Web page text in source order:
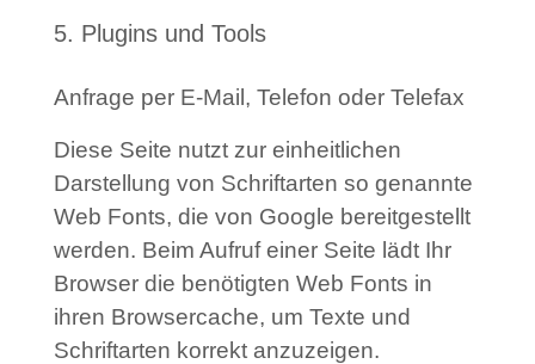
5. Plugins und Tools
Anfrage per E-Mail, Telefon oder Telefax
Diese Seite nutzt zur einheitlichen
Darstellung von Schriftarten so genannte
Web Fonts, die von Google bereitgestellt
werden. Beim Aufruf einer Seite lädt Ihr
Browser die benötigten Web Fonts in
ihren Browsercache, um Texte und
Schriftarten korrekt anzuzeigen.